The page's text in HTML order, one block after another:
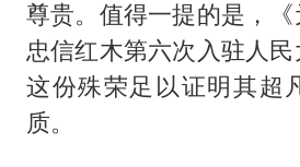
尊贵。值得一提的是，
忠信红木第六次入驻人民
这份殊荣足以证明其超
质。